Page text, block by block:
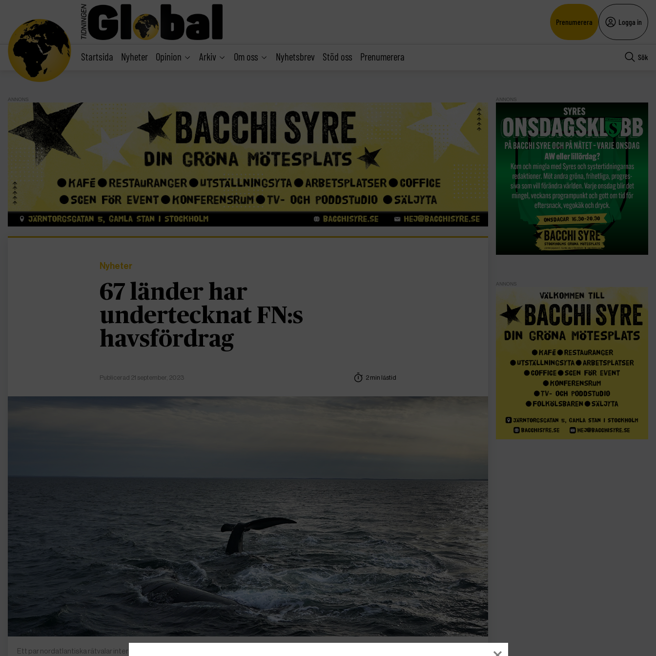
Prenumerera Logga in
Startsida Nyheter Opinion Arkiv Om oss Nyhetsbrev Stöd oss Prenumerera Sök
ANNONS
Nyheter
67 länder har
undertecknat FN:s
havsfördrag
Publicerad 21 september, 2023 2 min lästid
Ett par nordatlantiska rätvalar interagerar vid ytan av Cape Cod Bay, USA, 27 mars 2023. Foto: AP Photo/Robert F. Bukaty,
ANNONS
ANNONS